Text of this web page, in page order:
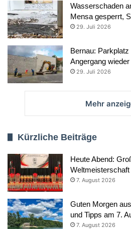
Wasserschaden
Mensa gesperrt,
29. Juli 2026
Bernau:
Angergang
29. Juli 2026
Mehr
Kürzliche Beiträge
Heute Abend:
7. August 2026
Guten Morgen
und Tipps am 7.
7. August 2026